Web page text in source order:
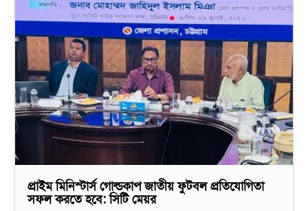
প্রাইম মিনিস্টার্স গোল্ডকাপ জাতীয় ফুটবল প্রতিযোগিতা
সফল করতে হবে: সিটি মেয়র